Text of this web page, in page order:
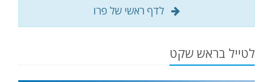
לדף ראשי של פרו
לטייל בראש שקט